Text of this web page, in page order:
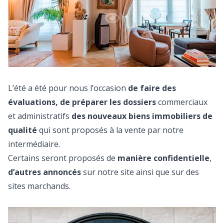
L’été a été pour nous l’occasion de faire des
évaluations, de préparer les dossierscommerciaux
et administratifs des nouveaux biens immobiliers de
qualité qui sont proposés à la vente par notre
intermédiaire.
Certains seront proposés de manière confidentielle,
d’autres annoncéssur notre site ainsi que sur des
sites marchands.